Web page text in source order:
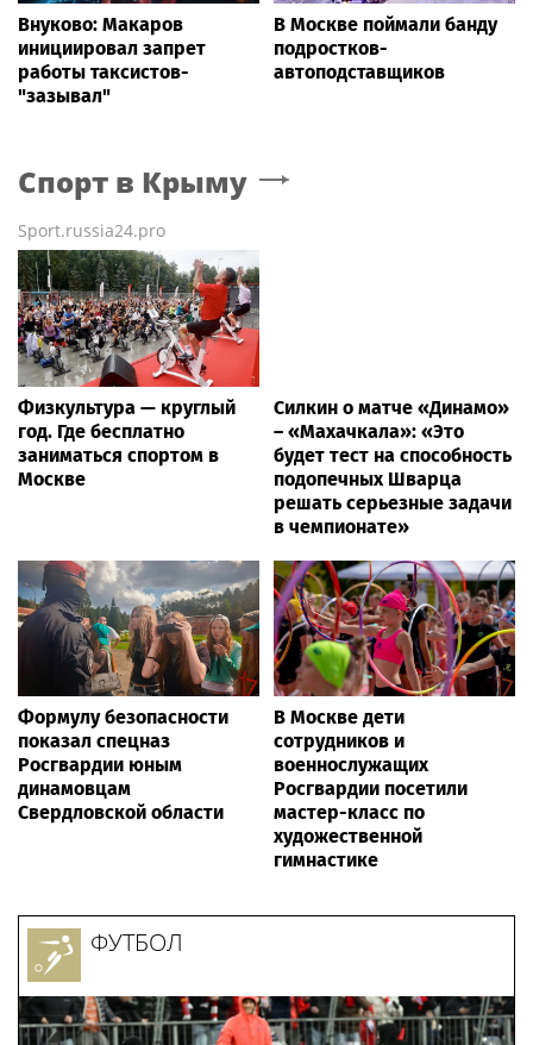
Внуково: Макаров
инициировал запрет
работы таксистов-
"зазывал"
В Москве поймали банду
подростков-
автоподставщиков
Спорт в Крыму
Sport.russia24.pro
Физкультура — круглый
год. Где бесплатно
заниматься спортом в
Москве
Силкин о матче «Динамо»
– «Махачкала»: «Это
будет тест на способность
подопечных Шварца
решать серьезные задачи
в чемпионате»
Формулу безопасности
показал спецназ
Росгвардии юным
динамовцам
Свердловской области
В Москве дети
сотрудников и
военнослужащих
Росгвардии посетили
мастер-класс по
художественной
гимнастике
ФУТБОЛ